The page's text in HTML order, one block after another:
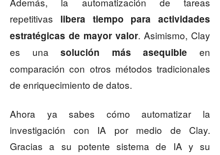
repetitivas libera tiempo para actividades
estratégicas de mayor valor. Asimismo, Clay
es unasolución más asequible en
comparación con otros métodos tradicionales
de enriquecimiento de datos.
Ahora ya sabes cómo automatizar la
investigación con IA por medio de Clay.
Gracias a su potente sistema de IA y su